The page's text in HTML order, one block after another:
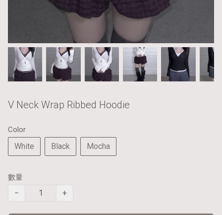
V Neck Wrap Ribbed Hoodie
Color
White Black Mocha
數量
− +